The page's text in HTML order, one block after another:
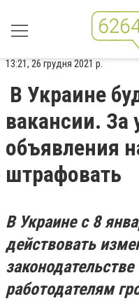
13:21, 26 грудня 2021 р.
В Украине
вакансии. За
объявления
штрафовать
В Украине с 8
действовать
работодателям